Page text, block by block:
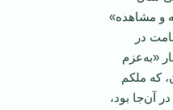
و مشاهده‌»
در
«به‌عزم‌
كه‌ ملكم‌
آن‌جا بود،